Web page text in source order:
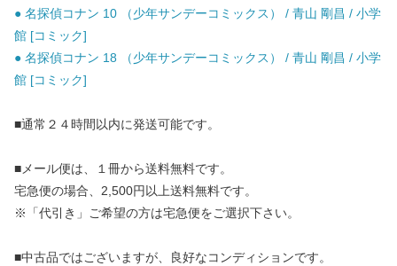
● 名探偵コナン 10 （少年サンデーコミックス） / 青山 剛昌 / 小学
館 [コミック]
● 名探偵コナン 18 （少年サンデーコミックス） / 青山 剛昌 / 小学
館 [コミック]
■通常２４時間以内に発送可能です。
■メール便は、１冊から送料無料です。
宅急便の場合、2,500円以上送料無料です。
※「代引き」ご希望の方は宅急便をご選択下さい。
■中古品ではございますが、良好なコンディションです。